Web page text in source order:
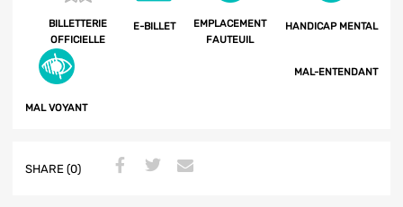
BILLETTERIE
OFFICIELLE
E-BILLET
EMPLACEMENT
FAUTEUIL
HANDICAP MENTAL
MAL VOYANT
MAL-ENTENDANT
SHARE (0)